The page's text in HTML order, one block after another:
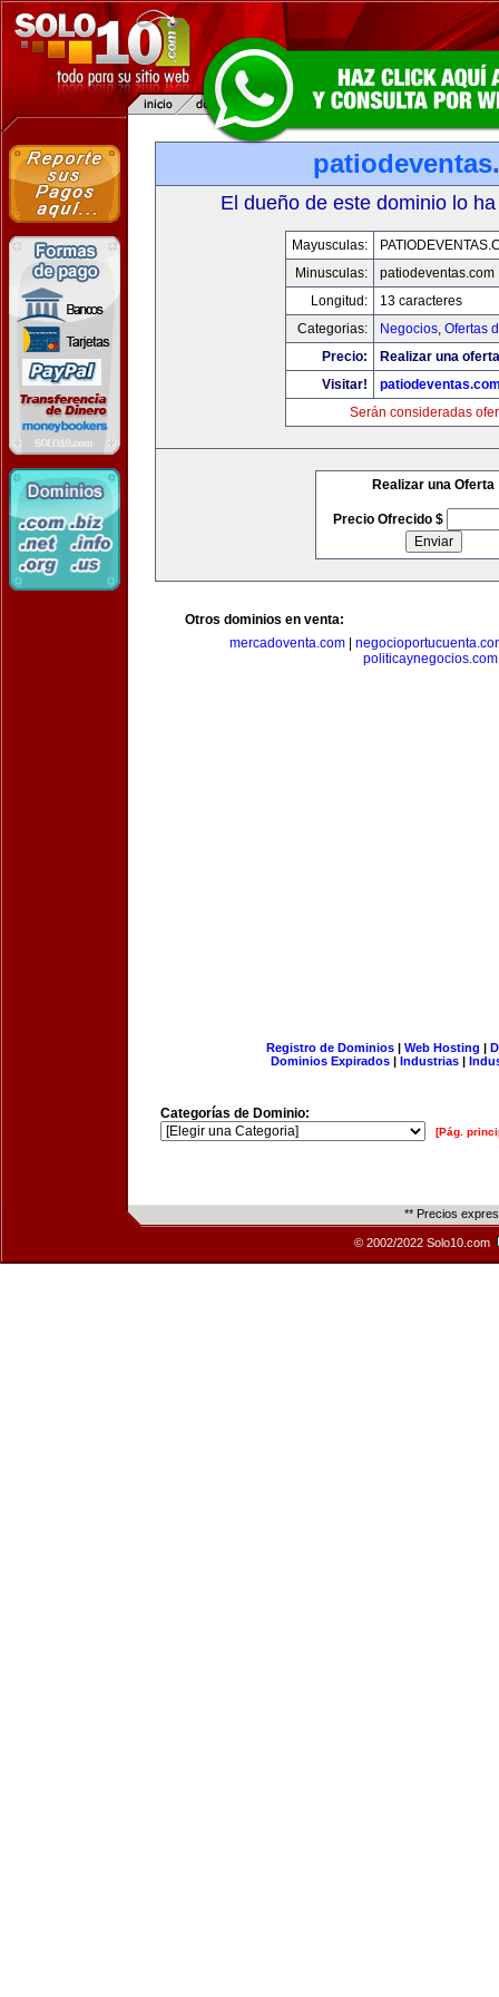
El dueño de este dominio lo
Mayusculas:
Minusculas:
patiodeventas.com
Longitud:
13 caracteres
Categorias:
Negocios, Ofertas
Precio:
Realizar una
Visitar!
Serán consideradas
Realizar una Oferta
Precio Ofrecido $
Otros dominios en venta:
mercadoventa.com
politicaynegocios.com
Registro de Dominios| Web Hosting |
Dominios Expirados | Industrias |
Categorías de Dominio:
[Pág.
** Precios
© 2002/2022 Solo10.com